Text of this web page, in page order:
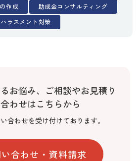
作成
助成金コンサルティング
ハラスメント対策
お悩み、
ご相談やお見積り
わせはこちらから
合わせを受け付けております。
合わせ・資料請求